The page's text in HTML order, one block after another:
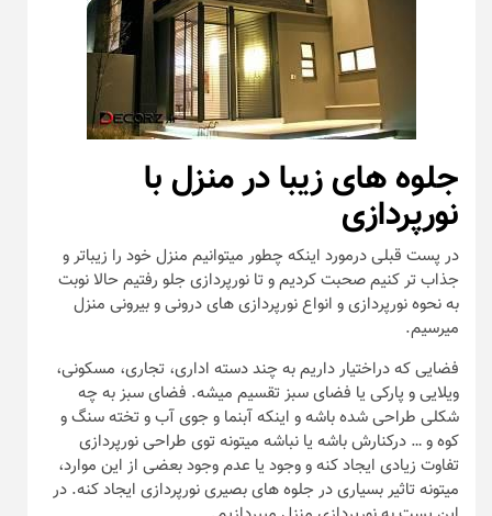
جلوه های زیبا در منزل با
نورپردازی
در پست قبلی درمورد اینکه چطور میتوانیم منزل خود را زیباتر و
جذاب تر کنیم صحبت کردیم و تا نورپردازی جلو رفتیم حالا نوبت
به نحوه نورپردازی و انواع نورپردازی های درونی و بیرونی منزل
میرسیم.
فضایی که دراختیار داریم به چند دسته اداری، تجاری، مسکونی،
ویلایی و پارکی یا فضای سبز تقسیم میشه. فضای سبز به چه
شکلی طراحی شده باشه و اینکه آبنما و جوی آب و تخته سنگ و
کوه و … درکنارش باشه یا نباشه میتونه توی طراحی نورپردازی
تفاوت زیادی ایجاد کنه و وجود یا عدم وجود بعضی از این موارد،
میتونه تاثیر بسیاری در جلوه های بصیری نورپردازی ایجاد کنه. در